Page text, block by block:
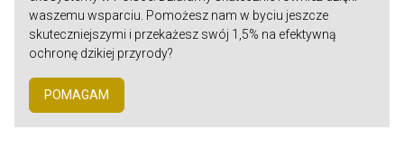
waszemu wsparciu. Pomożesz nam w byciu jeszcze
skuteczniejszymi i przekażesz swój 1,5% na efektywną
ochronę dzikiej przyrody?
POMAGAM